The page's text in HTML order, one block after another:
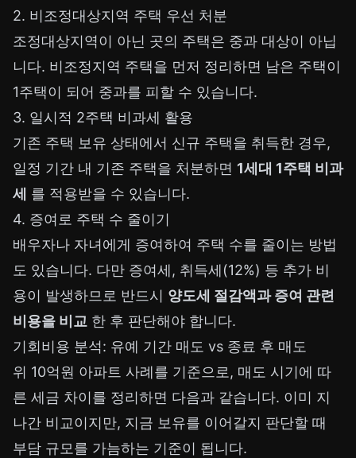
2. 비조정대상지역 주택 우선 처분
조정대상지역이 아닌 곳의 주택은 중과 대상이 아닙
니다. 비조정지역 주택을 먼저 정리하면 남은 주택이
1주택이 되어 중과를 피할 수 있습니다.
3. 일시적 2주택 비과세 활용
기존 주택 보유 상태에서 신규 주택을 취득한 경우,
일정 기간 내 기존 주택을 처분하면 1세대 1주택 비과
세 를 적용받을 수 있습니다.
4. 증여로 주택 수 줄이기
배우자나 자녀에게 증여하여 주택 수를 줄이는 방법
도 있습니다. 다만 증여세, 취득세(12%) 등 추가 비
용이 발생하므로 반드시 양도세 절감액과 증여 관련
비용을 비교 한 후 판단해야 합니다.
기회비용 분석: 유예 기간 매도 vs 종료 후 매도
위 10억원 아파트 사례를 기준으로, 매도 시기에 따
른 세금 차이를 정리하면 다음과 같습니다. 이미 지
나간 비교이지만, 지금 보유를 이어갈지 판단할 때
부담 규모를 가늠하는 기준이 됩니다.